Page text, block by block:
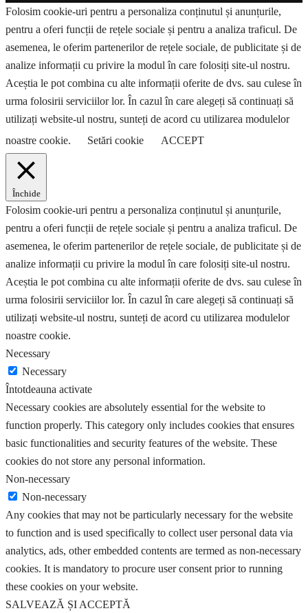
Folosim cookie-uri pentru a personaliza conținutul și anunțurile,
pentru a oferi funcții de rețele sociale și pentru a analiza traficul. De
asemenea, le oferim partenerilor de rețele sociale, de publicitate și de
analize informații cu privire la modul în care folosiți site-ul nostru.
Aceștia le pot combina cu alte informații oferite de dvs. sau culese în
urma folosirii serviciilor lor. În cazul în care alegeți să continuați să
utilizați website-ul nostru, sunteți de acord cu utilizarea modulelor
noastre cookie.
Setări cookie ACCEPT
Închide
Folosim cookie-uri pentru a personaliza conținutul și anunțurile,
pentru a oferi funcții de rețele sociale și pentru a analiza traficul. De
asemenea, le oferim partenerilor de rețele sociale, de publicitate și de
analize informații cu privire la modul în care folosiți site-ul nostru.
Aceștia le pot combina cu alte informații oferite de dvs. sau culese în
urma folosirii serviciilor lor. În cazul în care alegeți să continuați să
utilizați website-ul nostru, sunteți de acord cu utilizarea modulelor
noastre cookie.
Necessary
Necessary
Întotdeauna activate
Necessary cookies are absolutely essential for the website to
function properly. This category only includes cookies that ensures
basic functionalities and security features of the website. These
cookies do not store any personal information.
Non-necessary
Non-necessary
Any cookies that may not be particularly necessary for the website
to function and is used specifically to collect user personal data via
analytics, ads, other embedded contents are termed as non-necessary
cookies. It is mandatory to procure user consent prior to running
these cookies on your website.
SALVEAZĂ ȘI ACCEPTĂ